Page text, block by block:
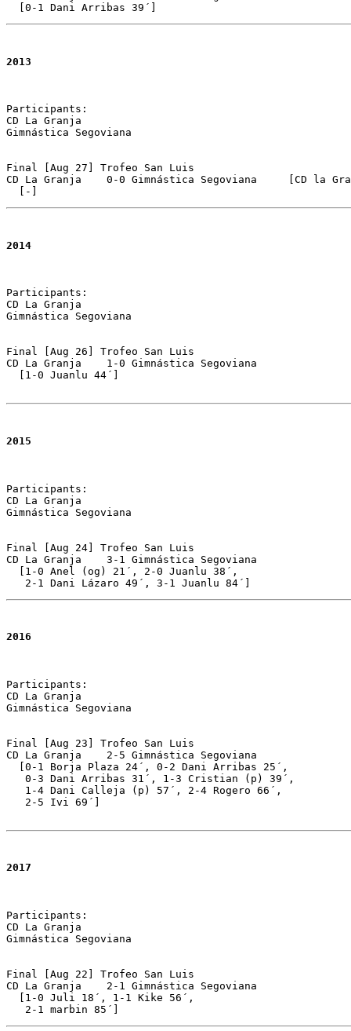
  [0-1 Dani Arribas 39´]
2013
Participants:
CD La Granja
Gimnástica Segoviana
Final [Aug 27] Trofeo San Luis
CD La Granja	0-0 Gimnástica Segoviana     [CD la Granja on pen.]
2014
Participants:
CD La Granja
Gimnástica Segoviana
Final [Aug 26] Trofeo San Luis
CD La Granja	1-0 Gimnástica Segoviana
  [1-0 Juanlu 44´]
2015
Participants:
CD La Granja
Gimnástica Segoviana
Final [Aug 24] Trofeo San Luis
CD La Granja	3-1 Gimnástica Segoviana
  [1-0 Anel (og) 21´, 2-0 Juanlu 38´,
   2-1 Dani Lázaro 49´, 3-1 Juanlu 84´]
2016
Participants:
CD La Granja
Gimnástica Segoviana
Final [Aug 23] Trofeo San Luis
CD La Granja	2-5 Gimnástica Segoviana
  [0-1 Borja Plaza 24´, 0-2 Dani Arribas 25´,
   0-3 Dani Arribas 31´, 1-3 Cristian (p) 39´,
   1-4 Dani Calleja (p) 57´, 2-4 Rogero 66´,
   2-5 Ivi 69´]
2017
Participants:
CD La Granja
Gimnástica Segoviana
Final [Aug 22] Trofeo San Luis
CD La Granja	2-1 Gimnástica Segoviana
  [1-0 Juli 18´, 1-1 Kike 56´,
   2-1 marbin 85´]